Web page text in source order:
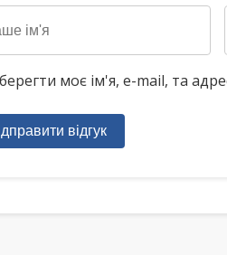
моє ім'я, e-mail, та
відгук